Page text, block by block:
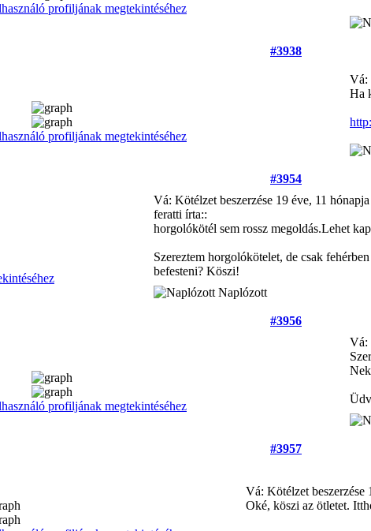
#3938
Vá:
Ha
#3954
Vá: Kötélzet beszerzése 19 éve, 11 hónapja
feratti írta::
horgolókötél sem rossz megoldás.Lehet
Szereztem horgolókötelet, de csak
befesteni? Köszi!
Naplózott
#3956
Vá:
#3957
Vá: Kötélzet beszerzése
Oké, köszi az ötletet.